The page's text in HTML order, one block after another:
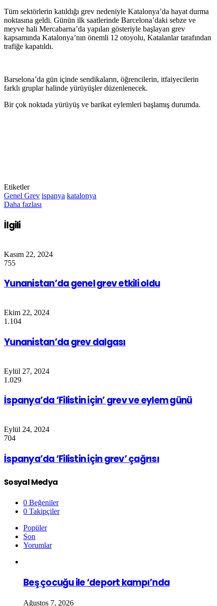
Tüm sektörlerin katıldığı grev nedeniyle Katalonya’da hayat durma
noktasına geldi. Günün ilk saatlerinde Barcelona’daki sebze ve
meyve hali Mercabarna’da yapılan gösteriyle başlayan grev
kapsamında Katalonya’nın önemli 12 otoyolu, Katalanlar tarafından
trafiğe kapatıldı.
Barselona’da gün içinde sendikaların, öğrencilerin, itfaiyecilerin
farklı gruplar halinde yürüyüşler düzenlenecek.
Bir çok noktada yürüyüş ve barikat eylemleri başlamış durumda.
Etiketler
Genel Grev ispanya katalonya
Daha fazlası
İlgili
Kasım 22, 2024
755
Yunanistan’da genel grev etkili oldu
Ekim 22, 2024
1.104
Yunanistan’da grev dalgası
Eylül 27, 2024
1.029
İspanya’da ‘Filistin için’ grev ve eylem günü
Eylül 24, 2024
704
İspanya’da ‘Filistin için grev’ çağrısı
Sosyal Medya
0 Beğeniler
0 Takipçiler
Popüler
Son
Yorumlar
Beş çocuğu ile ‘deport kampı’nda
Ağustos 7, 2026